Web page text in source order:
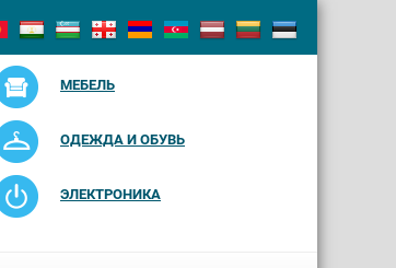
МЕБЕЛЬ
ОДЕЖДА И ОБУВЬ
ЭЛЕКТРОНИКА